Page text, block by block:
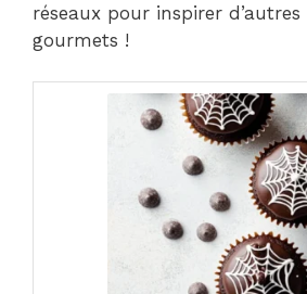
réseaux pour inspirer
gourmets !